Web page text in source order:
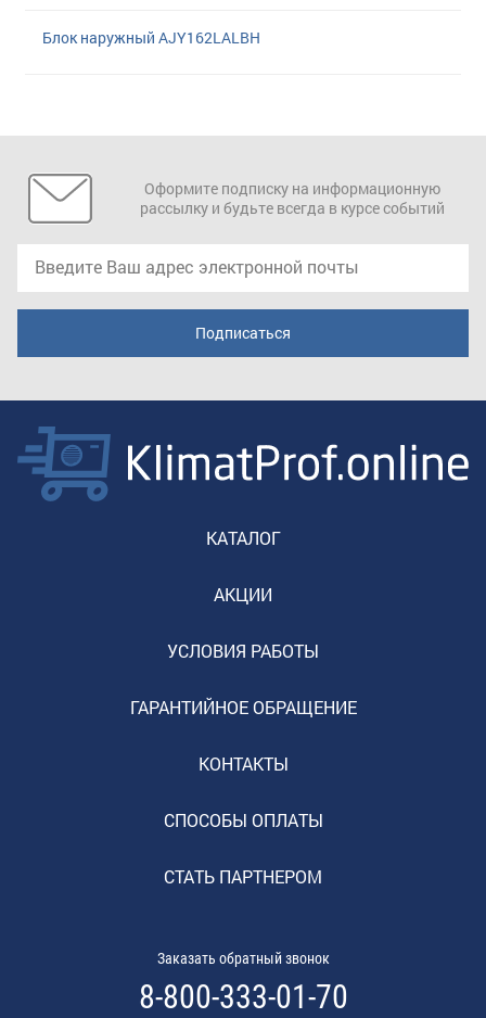
Блок наружный AJY162LALBH
Оформите подписку на информационную
рассылку и будьте всегда в курсе событий
КАТАЛОГ
АКЦИИ
УСЛОВИЯ РАБОТЫ
ГАРАНТИЙНОЕ ОБРАЩЕНИЕ
КОНТАКТЫ
СПОСОБЫ ОПЛАТЫ
СТАТЬ ПАРТНЕРОМ
Заказать обратный звонок
8-800-333-01-70